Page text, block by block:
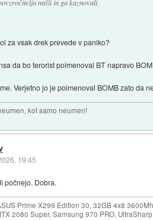
našli in ga kaznovali.
za vsak drek prevede v paniko?
da bo terorist poimenoval BT napravo
Verjetno jo je poimenoval BOMB zato da
kot samo neumen!
19:45
počnejo. Dobra.
Prime X299 Edition 30, 32GB 4x8
2080 Super, Samsung 970 PRO,